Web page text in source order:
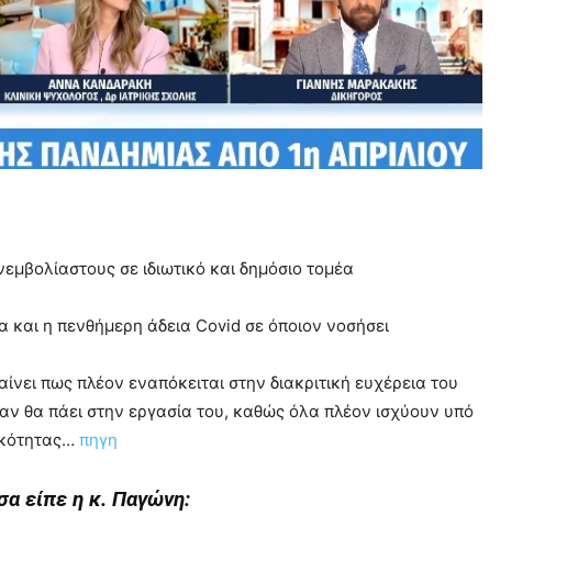
σε ιδιωτικό και δημόσιο τομέα
και η πενθήμερη άδεια Covid σε όποιον νοσήσει
πως πλέον εναπόκειται στην διακριτική ευχέρεια του
θα πάει στην εργασία του, καθώς όλα πλέον ισχύουν υπό
πηγη
είπε η κ. Παγώνη: